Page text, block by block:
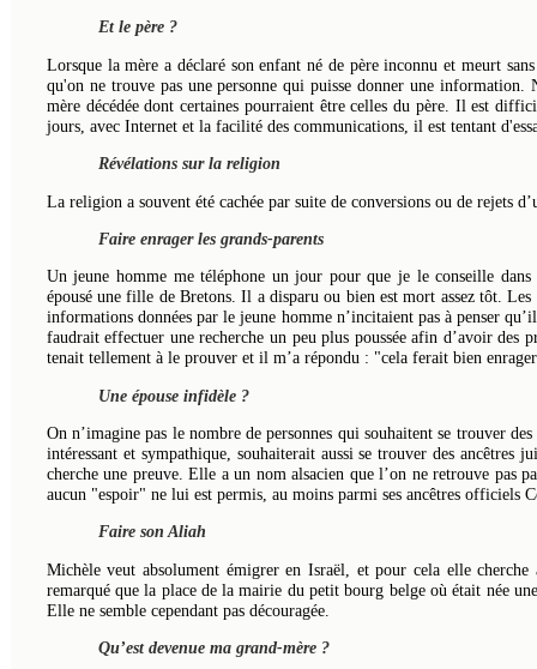
Et le père ?
Lorsque la mère a déclaré son enfant né de père inconnu et meurt
qu'on ne trouve pas une personne qui puisse donner une information.
mère décédée dont certaines pourraient être celles du père. Il est
jours, avec Internet et la facilité des communications, il est tentant
Révélations sur la religion
La religion a souvent été cachée par suite de conversions ou de rejets
Faire enrager les grands-parents
Un jeune homme me téléphone un jour pour que je le conseille
épousé une fille de Bretons. Il a disparu ou bien est mort assez tôt.
informations données par le jeune homme n’incitaient pas à penser
faudrait effectuer une recherche un peu plus poussée afin d’avoir
tenait tellement à le prouver et il m’a répondu : "cela ferait bien
Une épouse infidèle ?
On n’imagine pas le nombre de personnes qui souhaitent se trouver
intéressant et sympathique, souhaiterait aussi se trouver des ancêtres
cherche une preuve. Elle a un nom alsacien que l’on ne retrouve
aucun "espoir" ne lui est permis, au moins parmi ses ancêtres officiels
Faire son Aliah
Michèle veut absolument émigrer en Israël, et pour cela elle
remarqué que la place de la mairie du petit bourg belge où était née
Elle ne semble cependant pas découragée.
Qu’est devenue ma grand-mère ?